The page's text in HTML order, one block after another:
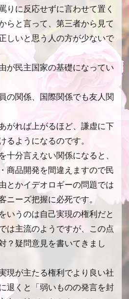
りに反応せずに言わせて置く
らと言って、第三者から見て
しいと思う人の方が少ないで
が民主国家の基礎になってい
の関係、国際関係でも友人関
がれば上がるほど、謙虚に下
るようになるのです。
十分言えない関係になると、
商品開発を間違えますので民
とかイデオロギーの問題では
ニーズ把握に必死です。
いうのは自己実現の権利だと
は主流のようですが、この点
？疑問意見を書いてきまし
現が主たる権利でより良い社
退くと「弱いものの発言を封